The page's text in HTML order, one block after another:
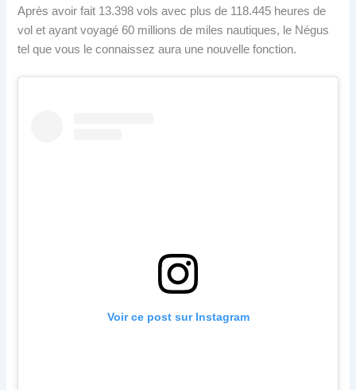
Après avoir fait 13.398 vols avec plus de 118.445 heures de
vol et ayant voyagé 60 millions de miles nautiques, le Négus
tel que vous le connaissez aura une nouvelle fonction.
Voir ce post sur Instagram